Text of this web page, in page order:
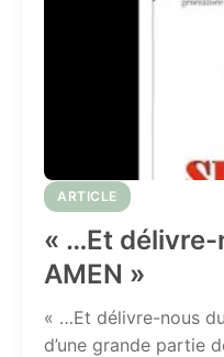
ARTICLE
« …Et délivre-
AMEN »
« …Et délivre-nous
d’une grande partie